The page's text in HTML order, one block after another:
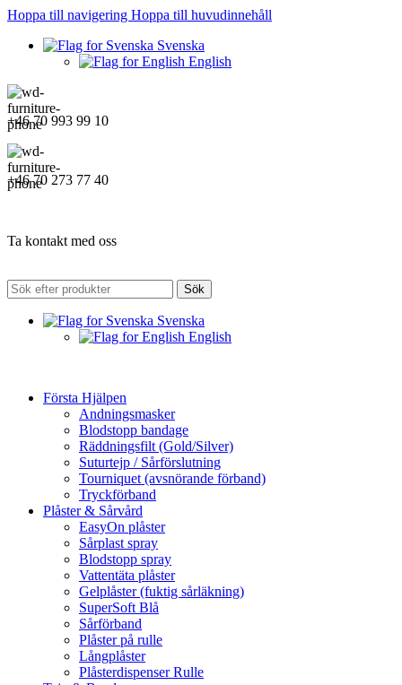
Hoppa till navigering Hoppa till huvudinnehåll
Svenska
English
+46 70 993 99 10
+46 70 273 77 40
Ta kontakt med oss
Sök
Svenska
English
Första Hjälpen
Andningsmasker
Blodstopp bandage
Räddningsfilt (Gold/Silver)
Suturtejp / Sårförslutning
Tourniquet (avsnörande förband)
Tryckförband
Plåster & Sårvård
EasyOn plåster
Sårplast spray
Blodstopp spray
Vattentäta plåster
Gelplåster (fuktig sårläkning)
SuperSoft Blå
Sårförband
Plåster på rulle
Långplåster
Plåsterdispenser Rulle